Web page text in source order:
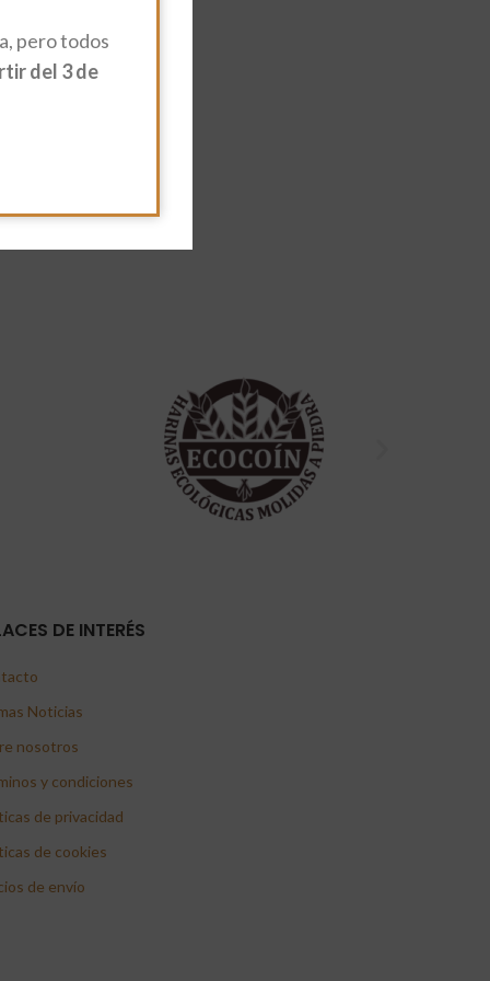
pero todos
del 3 de
DE INTERÉS
Noticias
nosotros
y condiciones
de privacidad
de cookies
de envío